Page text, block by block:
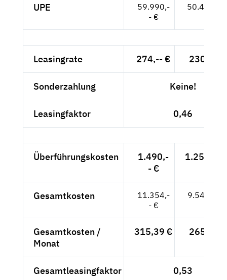
UPE
59.990,-
- €
50.412,--
Leasingrate 274,-- € 230,25 €
Sonderzahlung Keine!
Leasingfaktor 0,46
Überführungskosten
1.490,-
- €
1.252,10
Gesamtkosten
11.354,-
- €
9.541,18
Gesamtkosten /
Monat
315,39 € 265,03 €
Gesamtleasingfaktor 0,53